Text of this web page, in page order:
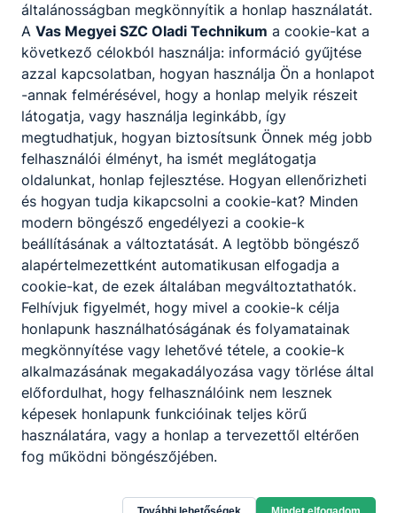
Partnereink
Vas Vármegyei Szakképzési Centrum Oladi
általánosságban megkönnyítik a honlap használatát.
A Vas Megyei SZC Oladi Technikum a cookie-kat a
következő célokból használja: információ gyűjtése
azzal kapcsolatban, hogyan használja Ön a honlapot
-annak felmérésével, hogy a honlap melyik részeit
látogatja, vagy használja leginkább, így
megtudhatjuk, hogyan biztosítsunk Önnek még jobb
felhasználói élményt, ha ismét meglátogatja
oldalunkat, honlap fejlesztése. Hogyan ellenőrizheti
és hogyan tudja kikapcsolni a cookie-kat? Minden
modern böngésző engedélyezi a cookie-k
beállításának a változtatását. A legtöbb böngésző
alapértelmezettként automatikusan elfogadja a
cookie-kat, de ezek általában megváltoztathatók.
Felhívjuk figyelmét, hogy mivel a cookie-k célja
honlapunk használhatóságának és folyamatainak
megkönnyítése vagy lehetővé tétele, a cookie-k
alkalmazásának megakadályozása vagy törlése által
előfordulhat, hogy felhasználóink nem lesznek
képesek honlapunk funkcióinak teljes körű
használatára, vagy a honlap a tervezettől eltérően
fog működni böngészőjében.